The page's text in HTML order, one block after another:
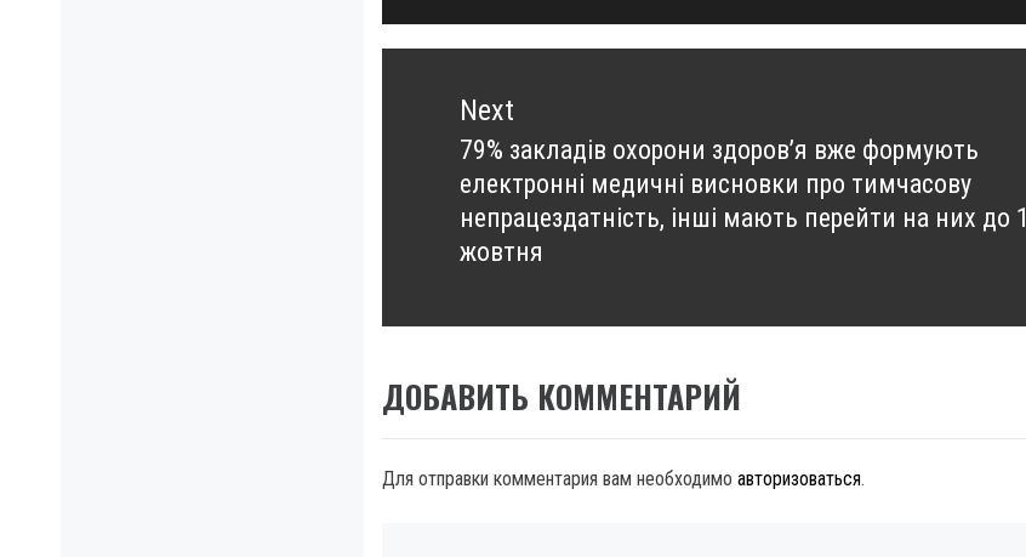
Next
Next
post:
79% закладів охорони здоров’я вже формують
електронні медичні висновки про тимчасову
непрацездатність, інші мають перейти на них до 1
жовтня
ДОБАВИТЬ КОММЕНТАРИЙ
Для отправки комментария вам необходимо авторизоваться.